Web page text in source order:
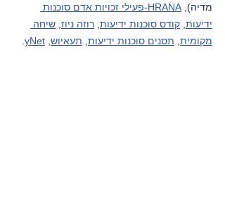
מדיה),
HRANA-פעילי זכויות אדם סוכנות
ידיעות קודס סוכנות ידיעות רוזה ניוז שיחה
מקומית תסנים סוכנות ידיעות תעאיוש yNet